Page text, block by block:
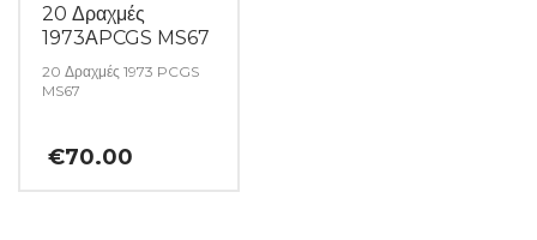
20 Δραχμές
1973ΑPCGS MS67
20 Δραχμές 1973 PCGS
MS67
€70.00